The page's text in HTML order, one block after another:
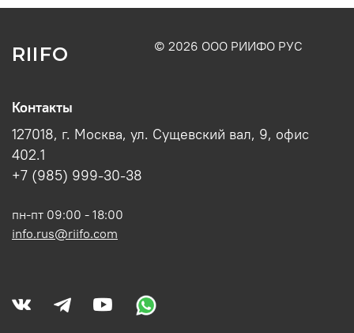
RIIFO © 2026 ООО РИИФО РУС
Контакты
127018, г. Москва, ул. Сущевский вал, 9, офис
402.1
+7 (985) 999-30-38
пн-пт 09:00 - 18:00
info.rus@riifo.com